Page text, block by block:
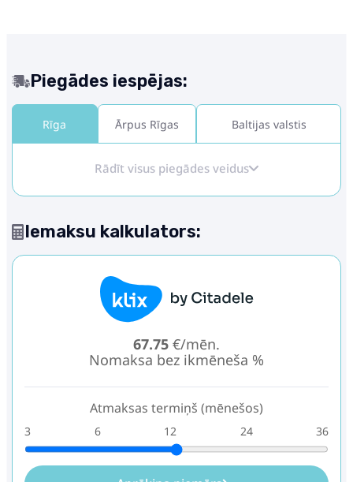
Piegādes iespējas:
Rīga Ārpus Rīgas Baltijas valstis
Rādīt visus piegādes veidus
Iemaksu kalkulators:
67.75 €/mēn.
Nomaksa bez ikmēneša %
Atmaksas termiņš (mēnešos)
3 6 12 24 36